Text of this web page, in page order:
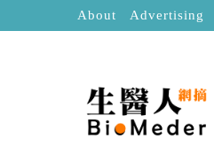
About Advertising